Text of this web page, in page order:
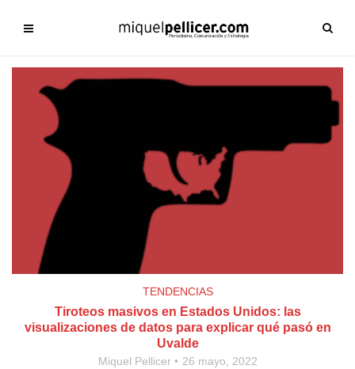
TENDENCIAS
Tiroteos masivos en Estados Unidos: las
visualizaciones de datos para explicar qué pasó en
Uvalde
Miquel Pellicer 26 mayo, 2022